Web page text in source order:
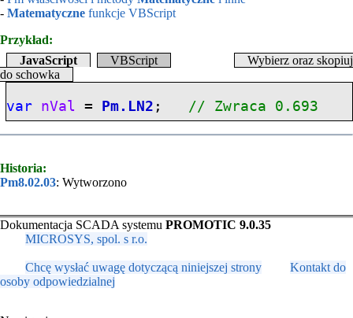
- Matematyczne funkcje VBScript
Przykład:
JavaScript
VBScript
Wybierz oraz skopiuj
do schowka
var nVal = Pm.LN2 ; // Zwraca 0.693
Historia:
Pm8.02.03: Wytworzono
Dokumentacja SCADA systemu PROMOTIC 9.0.35
MICROSYS, spol. s r.o.
Chcę wysłać uwagę dotyczącą niniejszej strony
Kontakt do
osoby odpowiedzialnej